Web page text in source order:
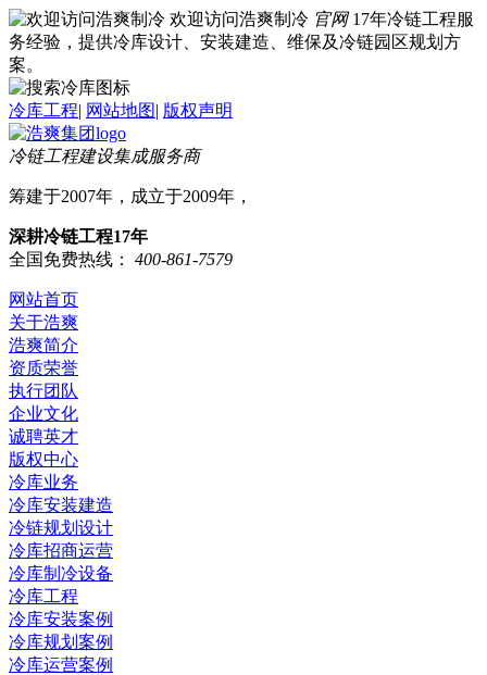
欢迎访问浩爽制冷 官网 17年冷链工程服
务经验，提供冷库设计、安装建造、维保及冷链园区规划方
案。
冷库工程| 网站地图| 版权声明
冷链工程建设集成服务商
筹建于2007年，成立于2009年，
深耕冷链工程17年
全国免费热线：
400-861-7579
网站首页
关于浩爽
浩爽简介
资质荣誉
执行团队
企业文化
诚聘英才
版权中心
冷库业务
冷库安装建造
冷链规划设计
冷库招商运营
冷库制冷设备
冷库工程
冷库安装案例
冷库规划案例
冷库运营案例